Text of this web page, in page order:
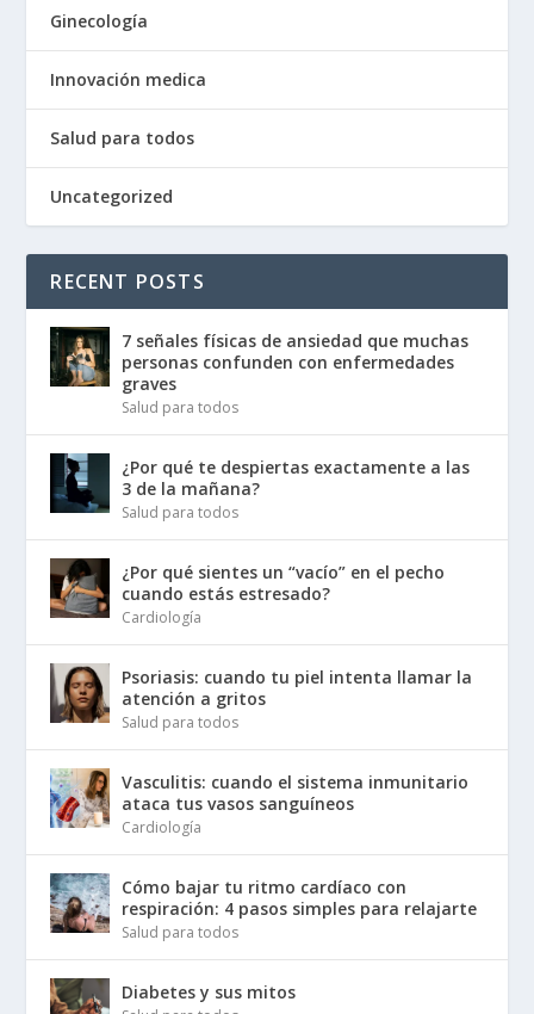
Ginecología
Innovación medica
Salud para todos
Uncategorized
RECENT POSTS
7 señales físicas de ansiedad que muchas
personas confunden con enfermedades
graves
Salud para todos
¿Por qué te despiertas exactamente a las
3 de la mañana?
Salud para todos
¿Por qué sientes un “vacío” en el pecho
cuando estás estresado?
Cardiología
Psoriasis: cuando tu piel intenta llamar la
atención a gritos
Salud para todos
Vasculitis: cuando el sistema inmunitario
ataca tus vasos sanguíneos
Cardiología
Cómo bajar tu ritmo cardíaco con
respiración: 4 pasos simples para relajarte
Salud para todos
Diabetes y sus mitos